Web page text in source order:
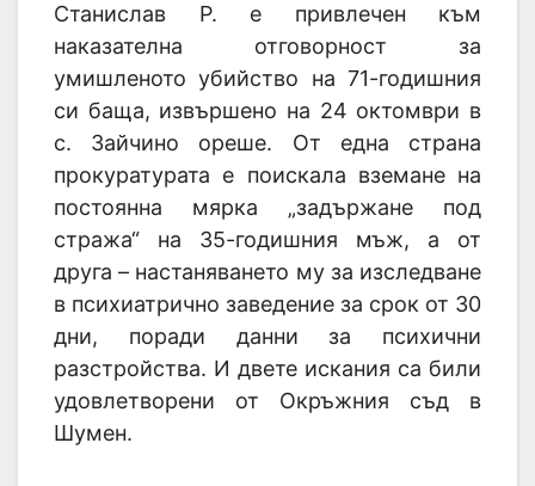
Станислав Р. е привлечен към
наказателна отговорност за
умишленото убийство на 71-годишния
си баща, извършено на 24 октомври в
с. Зайчино ореше. От една страна
прокуратурата е поискала вземане на
постоянна мярка „задържане под
стража“ на 35-годишния мъж, а от
друга – настаняването му за изследване
в психиатрично заведение за срок от 30
дни, поради данни за психични
разстройства. И двете искания са били
удовлетворени от Окръжния съд в
Шумен.